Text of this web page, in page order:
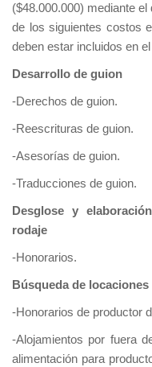
($48.000.000) mediante
de los siguientes costos
deben estar incluidos en
Desarrollo de guion
-Derechos de guion.
-Reescrituras de guion.
-Asesorías de guion.
-Traducciones de guion.
Desglose y
rodaje
-Honorarios.
Búsqueda de locaciones
-Honorarios de productor
-Alojamientos por fuera
alimentación para